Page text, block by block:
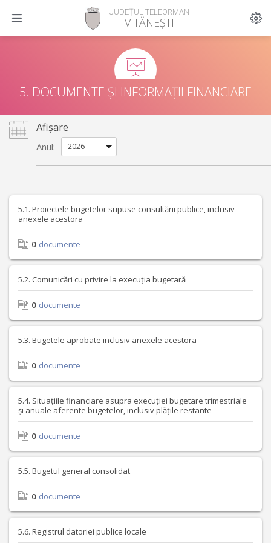
JUDEȚUL TELEORMAN
VITĂNEȘTI
5. DOCUMENTE ȘI INFORMAȚII FINANCIARE
Afișare
Anul:
5.1. Proiectele bugetelor supuse consultării publice, inclusiv
anexele acestora
0 documente
5.2. Comunicări cu privire la execuția bugetară
0 documente
5.3. Bugetele aprobate inclusiv anexele acestora
0 documente
5.4. Situațiile financiare asupra execuției bugetare trimestriale
și anuale aferente bugetelor, inclusiv plățile restante
0 documente
5.5. Bugetul general consolidat
0 documente
5.6. Registrul datoriei publice locale